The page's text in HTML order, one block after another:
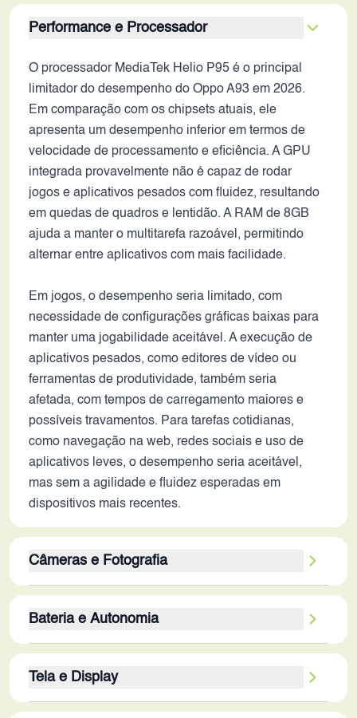
Performance e Processador
O processador MediaTek Helio P95 é o principal
limitador do desempenho do Oppo A93 em 2026.
Em comparação com os chipsets atuais, ele
apresenta um desempenho inferior em termos de
velocidade de processamento e eficiência. A GPU
integrada provavelmente não é capaz de rodar
jogos e aplicativos pesados com fluidez, resultando
em quedas de quadros e lentidão. A RAM de 8GB
ajuda a manter o multitarefa razoável, permitindo
alternar entre aplicativos com mais facilidade.
Em jogos, o desempenho seria limitado, com
necessidade de configurações gráficas baixas para
manter uma jogabilidade aceitável. A execução de
aplicativos pesados, como editores de vídeo ou
ferramentas de produtividade, também seria
afetada, com tempos de carregamento maiores e
possíveis travamentos. Para tarefas cotidianas,
como navegação na web, redes sociais e uso de
aplicativos leves, o desempenho seria aceitável,
mas sem a agilidade e fluidez esperadas em
dispositivos mais recentes.
Câmeras e Fotografia
composto por múltiplos sensores, oferece uma certa
versatilidade, mas a qualidade das fotos e vídeos
câmera principal de 48MP pode produzir fotos com
boa resolução em condições ideais de iluminação,
Bateria e Autonomia
especificada a tecnologia de carregamento,
demonstra-se modesta para os padrões atuais. A
Tela e Display